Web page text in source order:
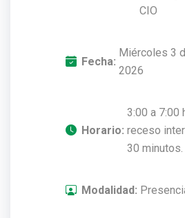
CIO
Fecha:
Miércoles 3
2026
Horario:
3:00 a 7:00
receso
30 minutos.
Modalidad: